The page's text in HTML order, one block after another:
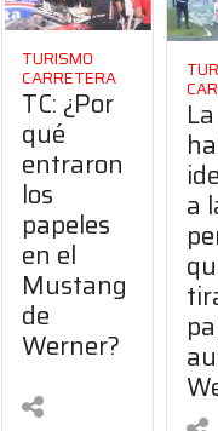
TURISMO
CARRETERA
TC: ¿Por
qué
entraron
los
papeles
en el
Mustang
de
Werner?
a